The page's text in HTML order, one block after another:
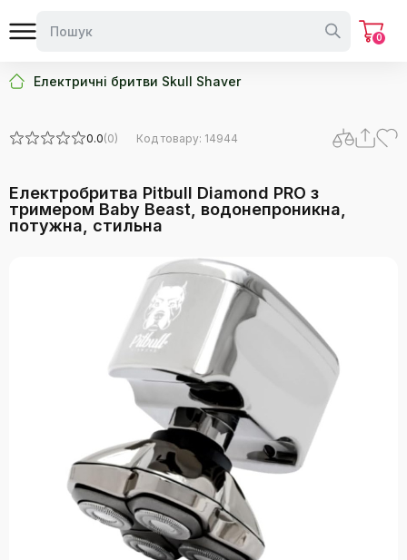
0
Електричні бритви Skull Shaver
0.0(0) Код товару: 14944
Електробритва Pitbull Diamond PRO з
тримером Baby Beast, водонепроникна,
потужна, стильна